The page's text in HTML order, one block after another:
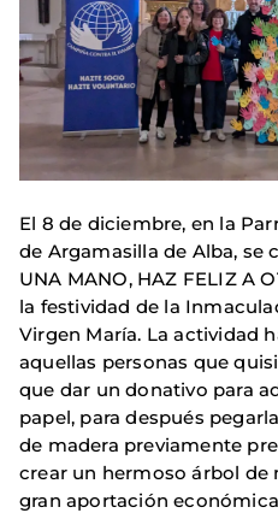
El 8 de diciembre, en la
de Argamasilla de Alba, se
UNA MANO, HAZ FELIZ A
la festividad de la
Virgen María. La actividad
aquellas personas que
que dar un donativo para
papel, para después
de madera previamente
crear un hermoso árbol de
gran aportación